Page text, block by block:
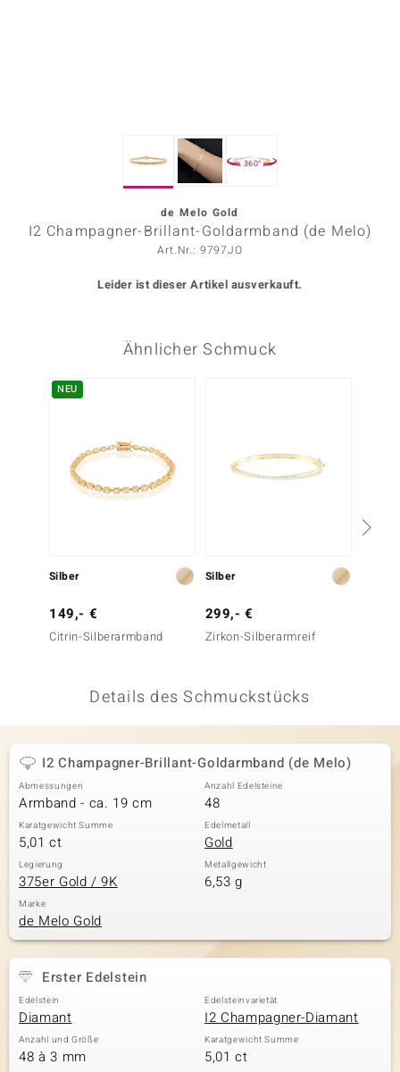
BY DE MELO
Classics
360°
de Melo Gold
I2 Champagner-Brillant-Goldarmband (de Melo)
Art.Nr.: 9797JO
Leider ist dieser Artikel ausverkauft.
Ähnlicher Schmuck
NEU
Silber
149,- €
Citrin-Silberarmband
Silber
299,- €
Zirkon-Silberarmreif
Details des Schmuckstücks
I2 Champagner-Brillant-Goldarmband (de Melo)
Abmessungen
Armband - ca. 19 cm
Anzahl Edelsteine
48
Karatgewicht Summe
5,01 ct
Edelmetall
Gold
Legierung
375er Gold / 9K
Metallgewicht
6,53 g
Marke
de Melo Gold
Erster Edelstein
Edelstein
Diamant
Edelsteinvarietät
I2 Champagner-Diamant
Anzahl und Größe
48 à 3 mm
Karatgewicht Summe
5,01 ct